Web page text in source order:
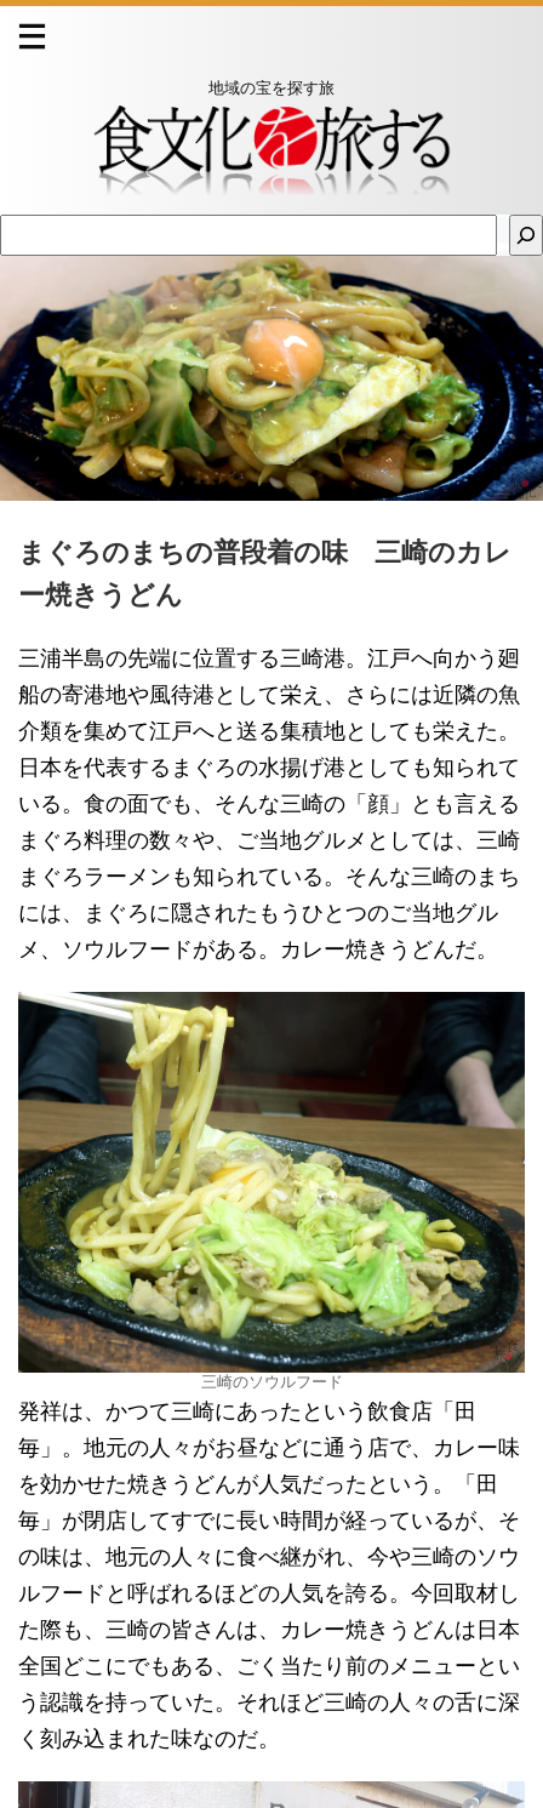
地域の宝を探す旅
まぐろのまちの普段着の味 三崎のカレ
ー焼きうどん
三浦半島の先端に位置する三崎港。江戸へ向かう廻
船の寄港地や風待港として栄え、さらには近隣の魚
介類を集めて江戸へと送る集積地としても栄えた。
日本を代表するまぐろの水揚げ港としても知られて
いる。食の面でも、そんな三崎の「顔」とも言える
まぐろ料理の数々や、ご当地グルメとしては、三崎
まぐろラーメンも知られている。そんな三崎のまち
には、まぐろに隠されたもうひとつのご当地グル
メ、ソウルフードがある。カレー焼きうどんだ。
三崎のソウルフード
発祥は、かつて三崎にあったという飲食店「田
毎」。地元の人々がお昼などに通う店で、カレー味
を効かせた焼きうどんが人気だったという。「田
毎」が閉店してすでに長い時間が経っているが、そ
の味は、地元の人々に食べ継がれ、今や三崎のソウ
ルフードと呼ばれるほどの人気を誇る。今回取材し
た際も、三崎の皆さんは、カレー焼きうどんは日本
全国どこにでもある、ごく当たり前のメニューとい
う認識を持っていた。それほど三崎の人々の舌に深
く刻み込まれた味なのだ。